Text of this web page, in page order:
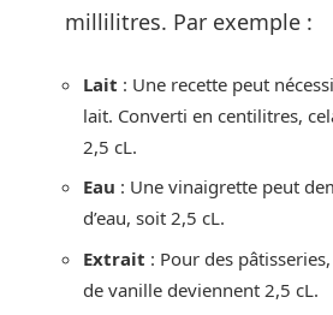
millilitres. Par exemple :
Lait : Une recette peut
lait. Converti en centilitres,
2,5 cL.
Eau : Une vinaigrette peut
d’eau, soit 2,5 cL.
Extrait : Pour des
de vanille deviennent 2,5 cL.